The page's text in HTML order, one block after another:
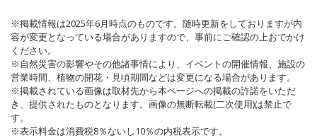
※掲載情報は2025年6月時点のものです。随時更新をしておりますが内
容が変更となっている場合がありますので、事前にご確認の上おでかけ
ください。
※自然災害の影響やその他諸事情により、イベントの開催情報、施設の
営業時間、植物の開花・見頃期間などは変更になる場合があります。
※掲載されている画像は取材先から本ページへの掲載の許諾をいただ
き、提供されたものとなります。画像の無断転載(二次使用)は禁止で
す。
※表示料金は消費税8％ないし10％の内税表示です。